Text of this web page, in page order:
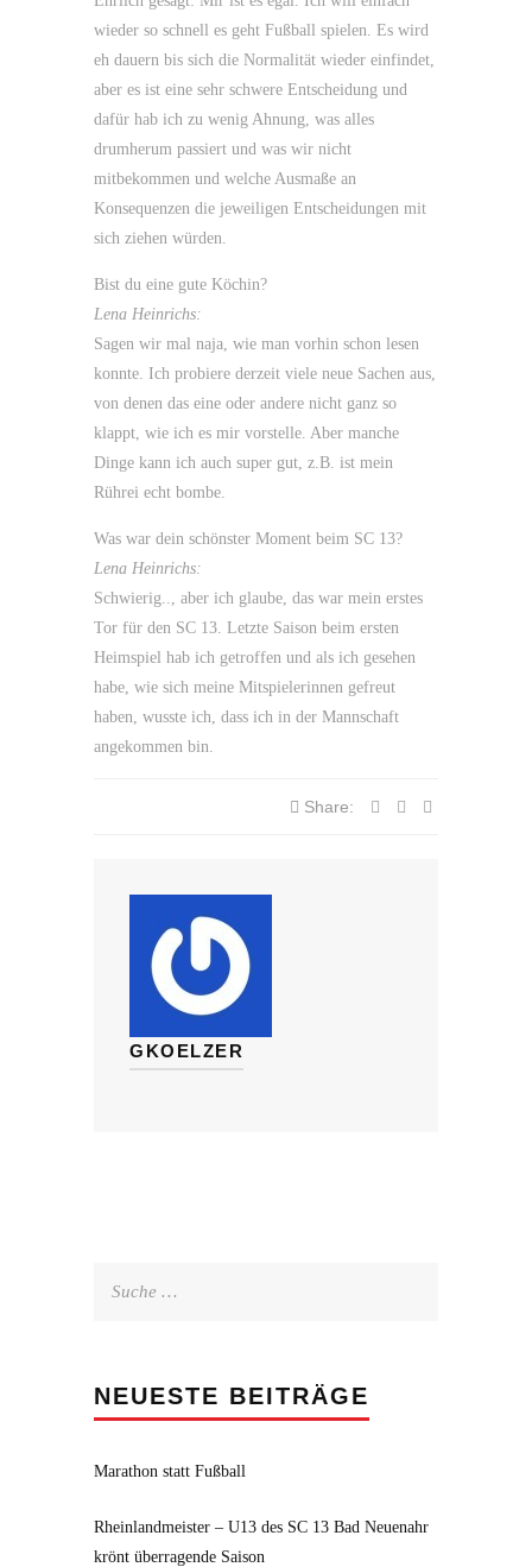
wieder so schnell es geht Fußball spielen. Es wird
eh dauern bis sich die Normalität wieder einfindet,
aber es ist eine sehr schwere Entscheidung und
dafür hab ich zu wenig Ahnung, was alles
drumherum passiert und was wir nicht
mitbekommen und welche Ausmaße an
Konsequenzen die jeweiligen Entscheidungen mit
sich ziehen würden.
Bist du eine gute Köchin?
Lena Heinrichs:
Sagen wir mal naja, wie man vorhin schon lesen
konnte. Ich probiere derzeit viele neue Sachen aus,
von denen das eine oder andere nicht ganz so
klappt, wie ich es mir vorstelle. Aber manche
Dinge kann ich auch super gut, z.B. ist mein
Rührei echt bombe.
Was war dein schönster Moment beim SC 13?
Lena Heinrichs:
Schwierig.., aber ich glaube, das war mein erstes
Tor für den SC 13. Letzte Saison beim ersten
Heimspiel hab ich getroffen und als ich gesehen
habe, wie sich meine Mitspielerinnen gefreut
haben, wusste ich, dass ich in der Mannschaft
angekommen bin.
Share:
GKOELZER
NEUESTE BEITRÄGE
Marathon statt Fußball
Rheinlandmeister – U13 des SC 13 Bad Neuenahr
krönt überragende Saison